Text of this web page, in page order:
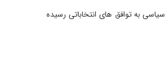
به توافق های انتخاباتی رسیده